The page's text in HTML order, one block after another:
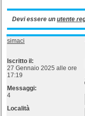
Devi essere un utente
simaci
Iscritto il:
27 Gennaio 2025 alle ore
17:19
Messaggi:
4
Località